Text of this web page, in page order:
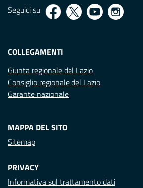
Seguici su
COLLEGAMENTI
Giunta regionale del Lazio
Consiglio regionale del Lazio
Garante nazionale
MAPPA DEL SITO
Sitemap
PRIVACY
Informativa sul trattamento dati